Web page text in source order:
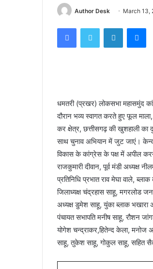
Author Desk March 13,
FacebookTwitter LinkedIn
धमतरी (प्रखर) लोकसभा महासमुंद
दौरान भव्य स्वागत करते हुए फूल
कर क्षेत्र, छत्तीसगढ़ की खुशहाली
साथ चुनाव अभियान में जुट जाएं।
विकास के कांग्रेस के पक्ष में अपील
राजकुमारी दीवान, पूर्व मंडी अध्यक्ष
प्रतिनिधि प्रभात राव मेघा वाले,
जिलाध्यक्ष चंद्रहास साहू, मगरलोड
अध्यक्ष डुमेश साहू, युंका ब्लाक भखारा
पंचायत सभापति मनीष साहू, रौशन
योगेश चन्द्राकर,हितेन्द केला,
साहू, तुकेश साहू, गोकुल साहू, सहित